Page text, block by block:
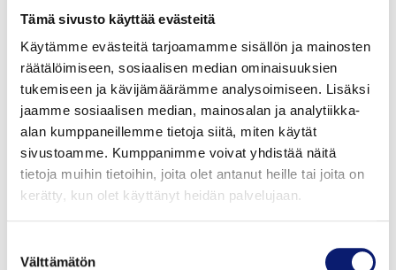
Tämä sivusto käyttää evästeitä
Käytämme evästeitä tarjoamamme sisällön ja mainosten
räätälöimiseen, sosiaalisen median ominaisuuksien
tukemiseen ja kävijämäärämme analysoimiseen. Lisäksi
jaamme sosiaalisen median, mainosalan ja analytiikka-
alan kumppaneillemme tietoja siitä, miten käytät
sivustoamme. Kumppanimme voivat yhdistää näitä
tietoja muihin tietoihin, joita olet antanut heille tai joita on
kerätty, kun olet käyttänyt heidän palvelujaan.
valinta
Välttämätön